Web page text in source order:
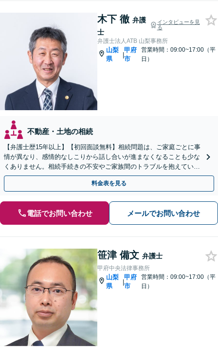
木下 徹 弁護
士
インタビューを見
る
弁護士法人ATB 山梨事務所
山梨
県
|
甲府
市
営業時間：09:00~17:00（平
日）
不動産・土地の相続
【弁護士歴15年以上】【初回面談無料】相続問題は、ご家庭ごとに事
情が異なり、感情的なしこりから話し合いが進まなくなることも少な
くありません。相続手続きの不安やご家族間のトラブルを抱えている
方は、おひとりで悩まず、当事務所へご相談ください。
料金表を見る
電話でお問い合わせ メールでお問い合わせ
笹津 備文 弁護士
甲府中央法律事務所
山梨
県
|
甲府
市
営業時間：09:00~17:00（平
日）